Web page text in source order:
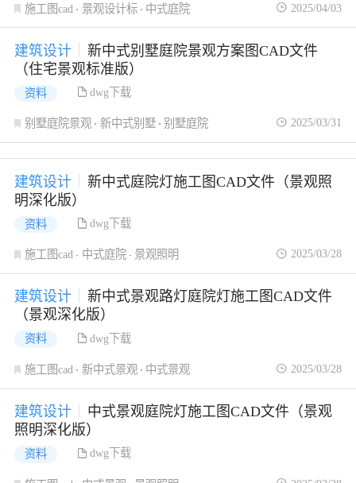
施工图cad 景观设计标 中式庭院 2025/04/03
建筑设计
新中式别墅庭院景观方案图CAD文件
（住宅景观标准版）
资料 dwg下载
别墅庭院景观 新中式别墅 别墅庭院 2025/03/31
建筑设计
新中式庭院灯施工图CAD文件（景观照
明深化版）
资料 dwg下载
施工图cad 中式庭院 景观照明 2025/03/28
建筑设计
新中式景观路灯庭院灯施工图CAD文件
（景观深化版）
资料 dwg下载
施工图cad 新中式景观 中式景观 2025/03/28
建筑设计
中式景观庭院灯施工图CAD文件（景观
照明深化版）
资料 dwg下载